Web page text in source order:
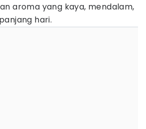
aroma yang kaya, mendalam,
hari.